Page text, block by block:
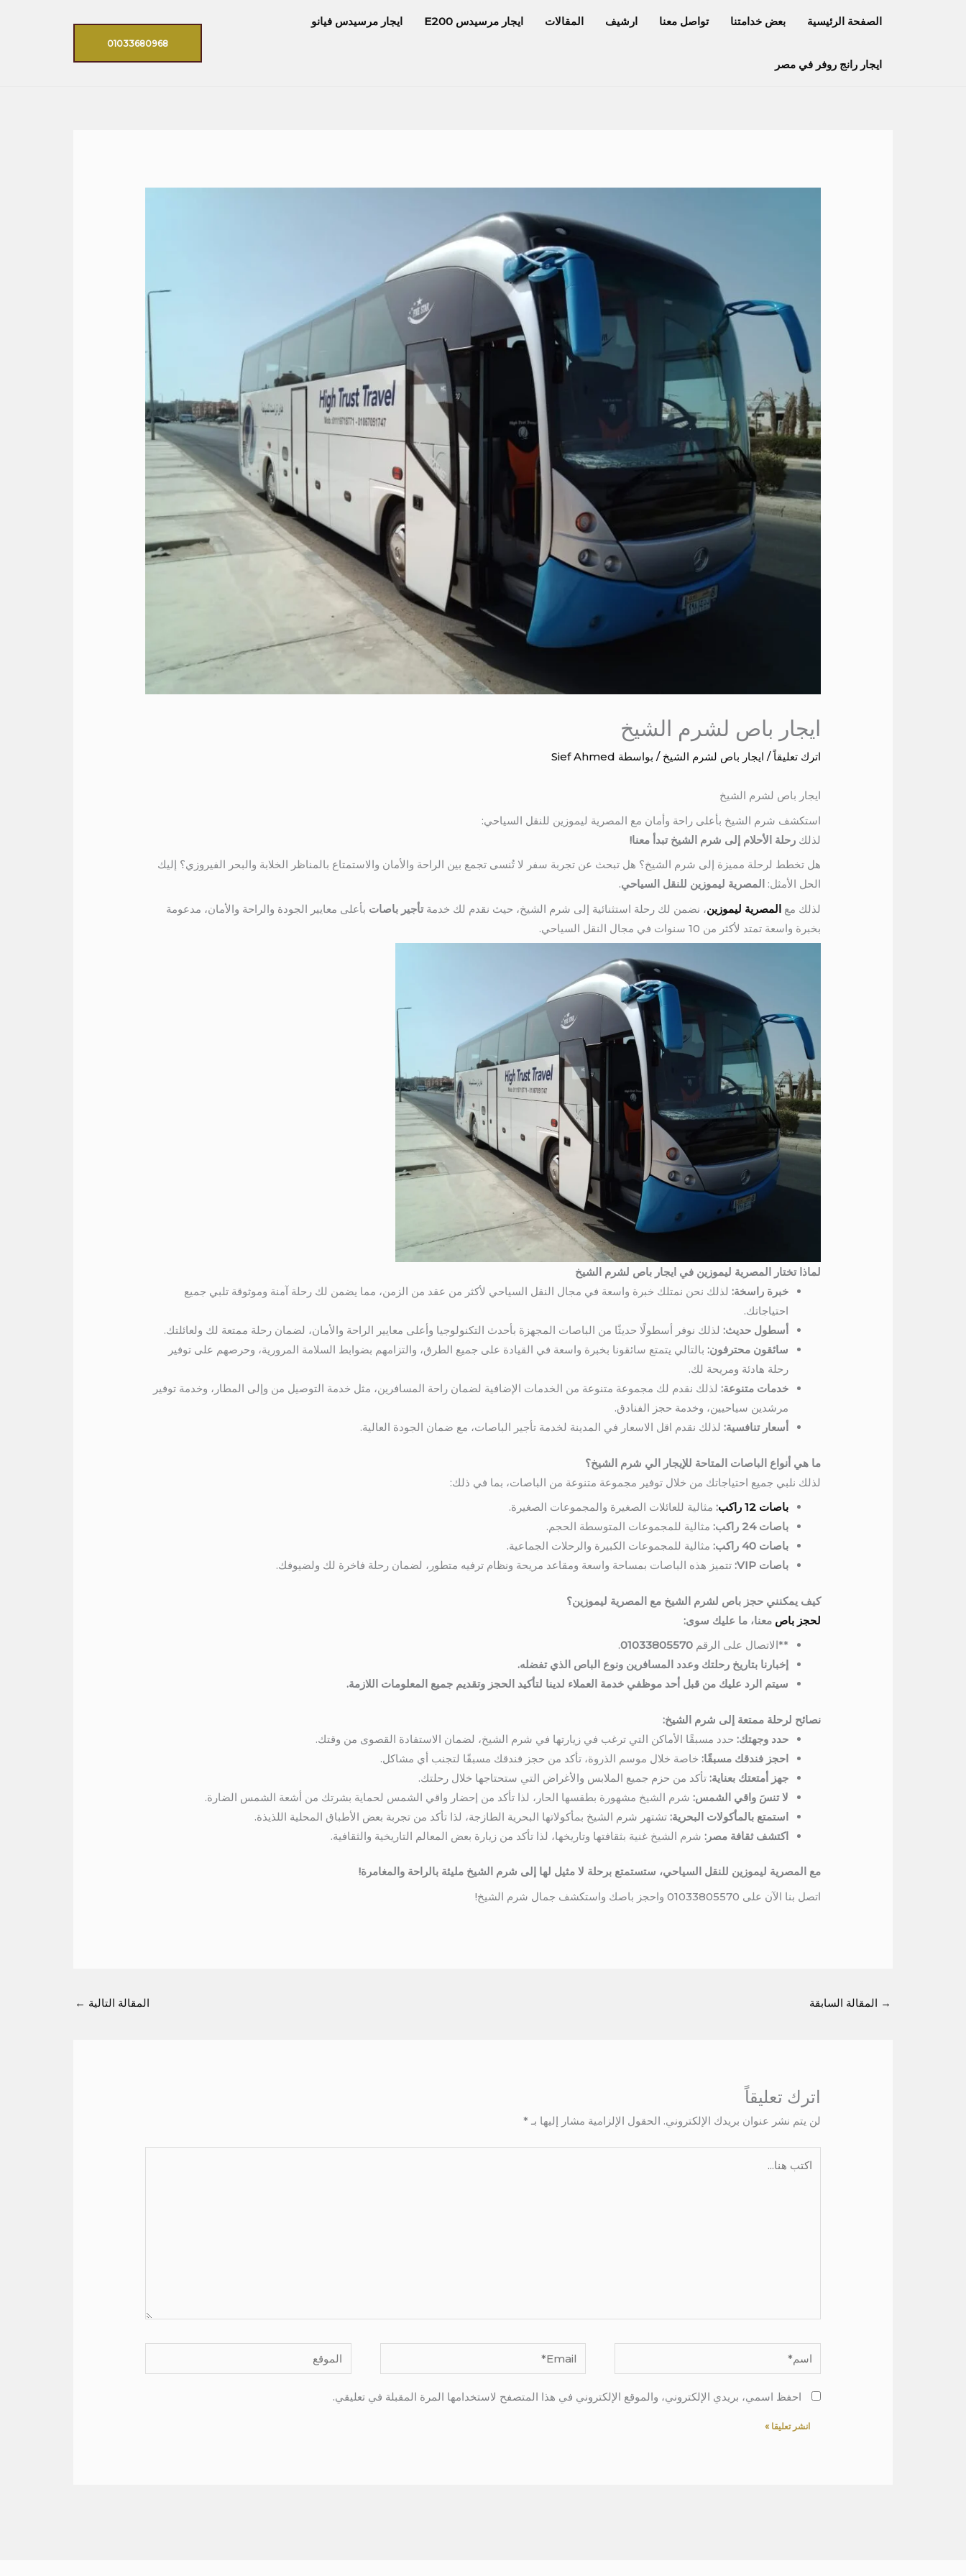
الصفحة الرئيسية بعض خدامتنا تواصل معنا ارشيف المقالات ايجار مرسيدس E200 ايجار مرسيدس فيانو
ايجار رانج روفر في مصر
01033680968
ايجار باص لشرم الشيخ
اترك تعليقاً / ايجار باص لشرم الشيخ / بواسطة Sief Ahmed
ايجار باص لشرم الشيخ
استكشف شرم الشيخ بأعلى راحة وأمان مع المصرية ليموزين للنقل السياحي:
لذلكرحلة الأحلام إلى شرم الشيخ تبدأ معنا!
هل تخطط لرحلة مميزة إلى شرم الشيخ؟ هل تبحث عن تجربة سفر لا تُنسى تجمع بين الراحة والأمان والاستمتاع بالمناظر الخلابة والبحر الفيروزي؟ إليك
الحل الأمثل:المصرية ليموزين للنقل السياحي.
لذلك معالمصرية ليموزين، نضمن لك رحلة استثنائية إلى شرم الشيخ، حيث نقدم لك خدمةتأجير باصات بأعلى معايير الجودة والراحة والأمان، مدعومة
بخبرة واسعة تمتد لأكثر من 10 سنوات في مجال النقل السياحي.
لماذا تختار المصرية ليموزين في ايجار باص لشرم الشيخ
خبرة راسخة: لذلك نحن نمتلك خبرة واسعة في مجال النقل السياحي لأكثر من عقد من الزمن، مما يضمن لك رحلة آمنة وموثوقة تلبي جميع
احتياجاتك.
أسطول حديث: لذلك نوفر أسطولًا حديثًا من الباصات المجهزة بأحدث التكنولوجيا وأعلى معايير الراحة والأمان، لضمان رحلة ممتعة لك ولعائلتك.
سائقون محترفون: بالتالي يتمتع سائقونا بخبرة واسعة في القيادة على جميع الطرق، والتزامهم بضوابط السلامة المرورية، وحرصهم على توفير
رحلة هادئة ومريحة لك.
خدمات متنوعة: لذلك نقدم لك مجموعة متنوعة من الخدمات الإضافية لضمان راحة المسافرين، مثل خدمة التوصيل من وإلى المطار، وخدمة توفير
مرشدين سياحيين، وخدمة حجز الفنادق.
أسعار تنافسية: لذلك نقدم اقل الاسعار في المدينة لخدمة تأجير الباصات، مع ضمان الجودة العالية.
ما هي أنواع الباصات المتاحة للإيجار الي شرم الشيخ؟
لذلك نلبي جميع احتياجاتك من خلال توفير مجموعة متنوعة من الباصات، بما في ذلك:
باصات 12 راكب
: مثالية للعائلات الصغيرة والمجموعات الصغيرة.
باصات 24 راكب:
مثالية للمجموعات المتوسطة الحجم.
باصات 40 راكب:
مثالية للمجموعات الكبيرة والرحلات الجماعية.
باصات VIP:
تتميز هذه الباصات بمساحة واسعة ومقاعد مريحة ونظام ترفيه متطور، لضمان رحلة فاخرة لك ولضيوفك.
كيف يمكنني حجز باص لشرم الشيخ مع المصرية ليموزين؟
لحجز باص معنا، ما عليك سوى:
**الاتصال على الرقم01033805570
.
إخبارنا بتاريخ رحلتك وعدد المسافرين ونوع الباص الذي تفضله.
سيتم الرد عليك من قبل أحد موظفي خدمة العملاء لدينا لتأكيد الحجز وتقديم جميع المعلومات اللازمة.
نصائح لرحلة ممتعة إلى شرم الشيخ:
حدد وجهتك: حدد مسبقًا الأماكن التي ترغب في زيارتها في شرم الشيخ، لضمان الاستفادة القصوى من وقتك.
احجز فندقك مسبقًا: خاصة خلال موسم الذروة، تأكد من حجز فندقك مسبقًا لتجنب أي مشاكل.
جهز أمتعتك بعناية: تأكد من حزم جميع الملابس والأغراض التي ستحتاجها خلال رحلتك.
لا تنسَ واقي الشمس: شرم الشيخ مشهورة بطقسها الحار، لذا تأكد من إحضار واقي الشمس لحماية بشرتك من أشعة الشمس الضارة.
استمتع بالمأكولات البحرية: تشتهر شرم الشيخ بمأكولاتها البحرية الطازجة، لذا تأكد من تجربة بعض الأطباق المحلية اللذيذة.
اكتشف ثقافة مصر: شرم الشيخ غنية بثقافتها وتاريخها، لذا تأكد من زيارة بعض المعالم التاريخية والثقافية.
مع المصرية ليموزين للنقل السياحي، ستستمتع برحلة لا مثيل لها إلى شرم الشيخ مليئة بالراحة والمغامرة!
اتصل بنا الآن على 01033805570 واحجز باصك واستكشف جمال شرم الشيخ!
→ المقالة السابقة المقالة التالية ←
اترك تعليقاً
لن يتم نشر عنوان بريدك الإلكتروني. الحقول الإلزامية مشار إليها بـ*
اسم* Email* الموقع
احفظ اسمي، بريدي الإلكتروني، والموقع الإلكتروني في هذا المتصفح لاستخدامها المرة المقبلة في تعليقي.